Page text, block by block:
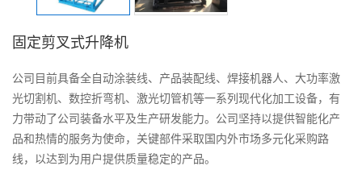
固定剪叉式升降机
公司目前具备全自动涂装线、产品装配线、焊接机器人、大功率激
光切割机、数控折弯机、激光切管机等一系列现代化加工设备，有
力带动了公司装备水平及生产研发能力。公司坚持以提供智能化产
品和热情的服务为使命，关键部件采取国内外市场多元化采购路
线，以达到为用户提供质量稳定的产品。